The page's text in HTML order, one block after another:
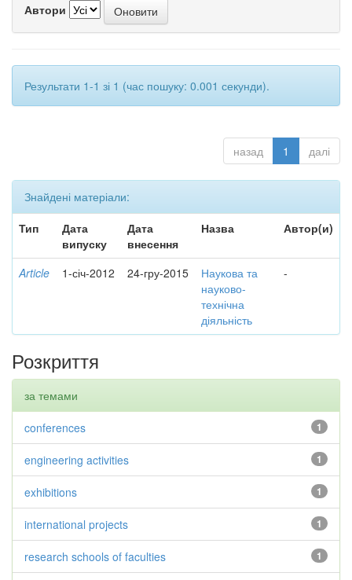
Автори
Результати 1-1 зі 1 (час пошуку: 0.001 секунди).
назад 1 далі
Знайдені матеріали:
Тип
Дата
випуску
Дата
внесення
Назва Автор(и)
Article 1-січ-2012 24-гру-2015
Наукова та
науково-
технічна
діяльність
-
Розкриття
за темами
1
conferences
1
engineering activities
1
exhibitions
1
international projects
1
research schools of faculties